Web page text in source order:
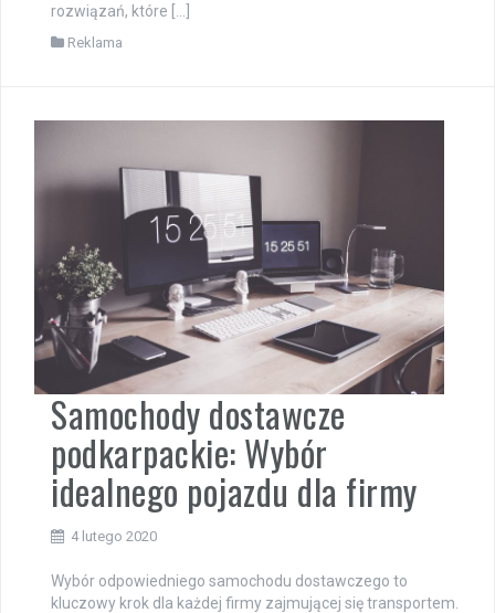
rozwiązań, które […]
Reklama
Samochody dostawcze
podkarpackie: Wybór
idealnego pojazdu dla firmy
4 lutego 2020
Wybór odpowiedniego samochodu dostawczego to
kluczowy krok dla każdej firmy zajmującej się transportem.